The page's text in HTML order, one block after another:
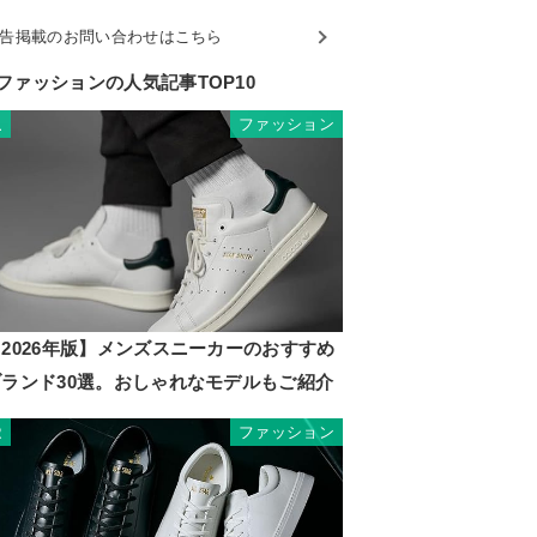
掲載のお問い合わせはこちら
ァッションの人気記事TOP10
ファッション
年版】メンズスニーカーのおすすめ
ンド30選。おしゃれなモデルもご紹介
ファッション